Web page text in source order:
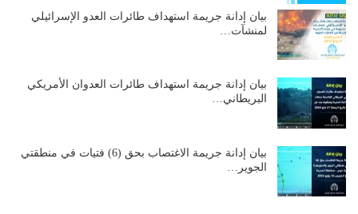
بيان إدانة جريمة استهداف طائرات العدو الإسرائيلي
لمنشآت…
بيان إدانة جريمة استهداف طائرات العدوان الأمريكي
البريطاني…
بيان إدانة جريمة الاغتصاب بحق (6) فتيات في منطقتي
الجوير…